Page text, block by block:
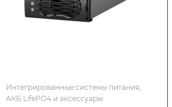
Интегрированные системы питания,
АКБ LifePO4 и аксессуары